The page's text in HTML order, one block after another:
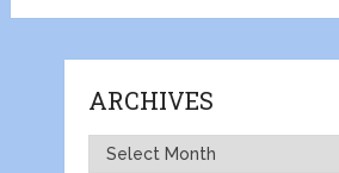
ARCHIVES
Archives